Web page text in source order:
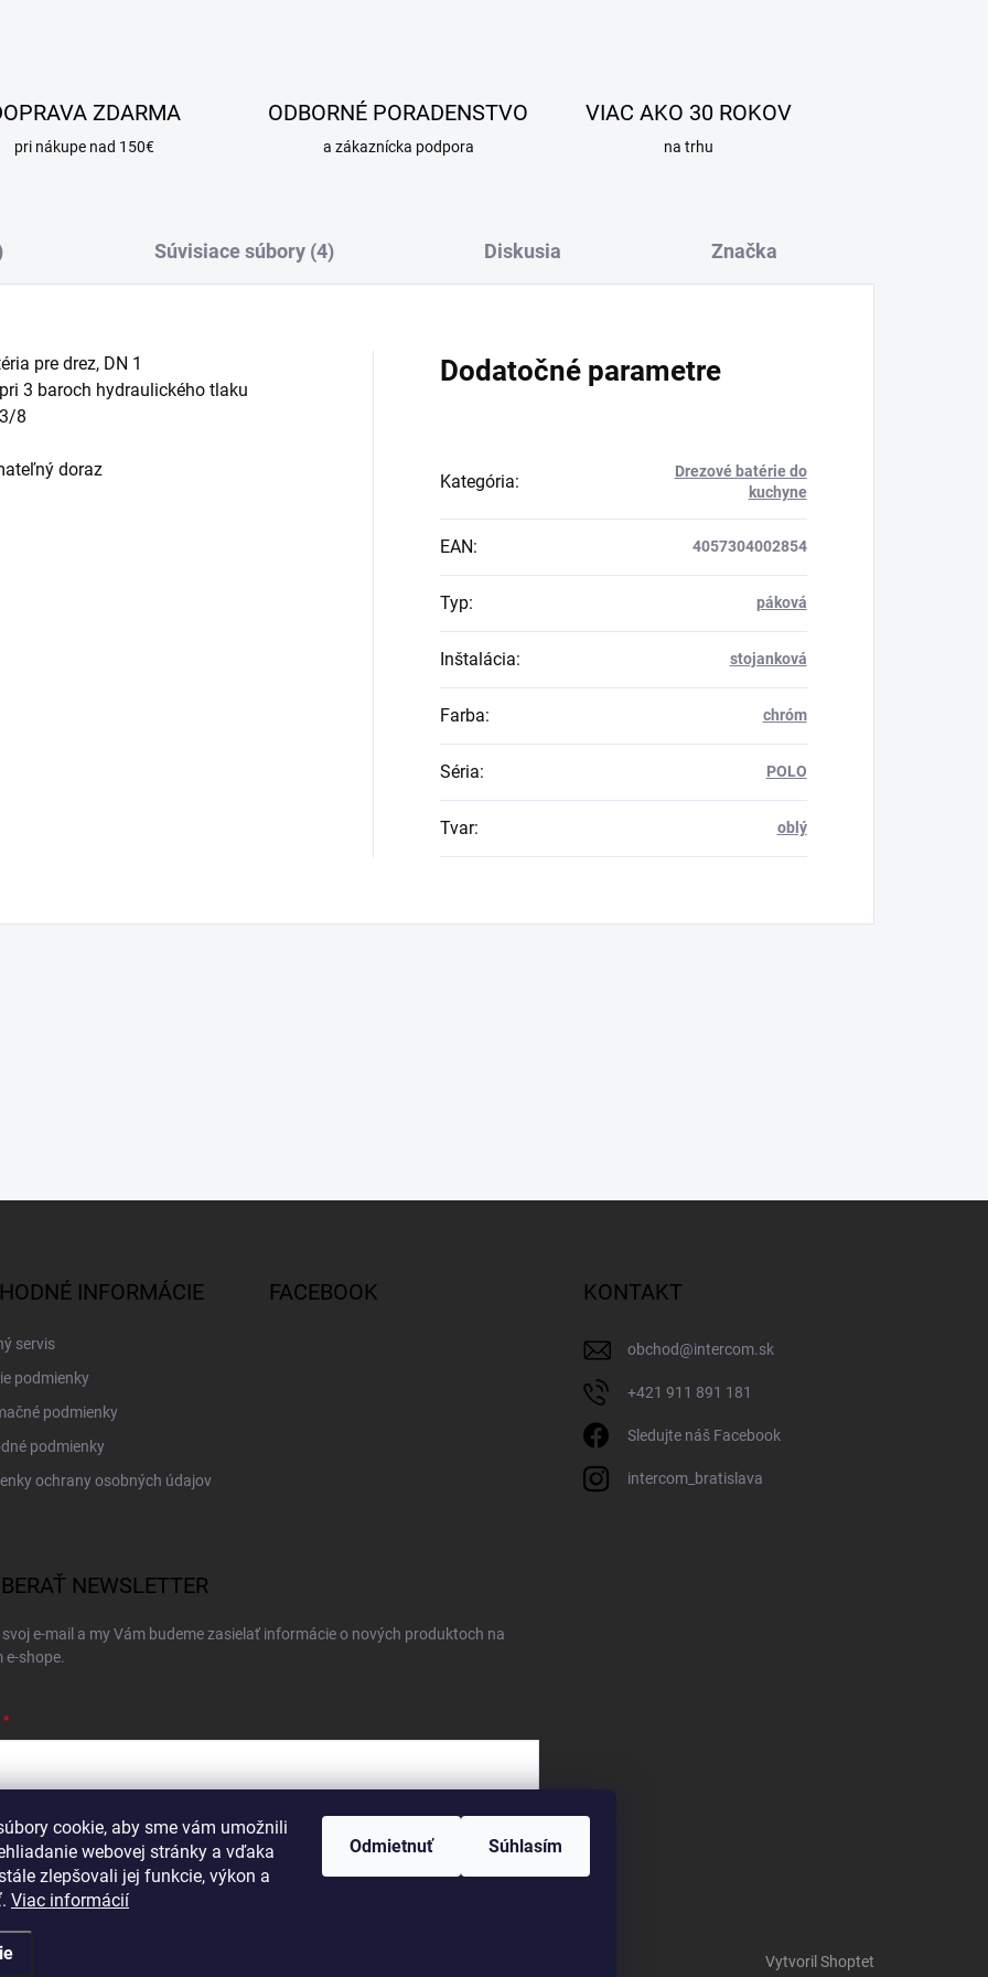
cookie, aby sme vám umožnili
webovej stránky a vďaka
zlepšovali jej funkcie, výkon a
Viac informácií
Odmietnuť Súhlasím
ZDARMA
pri nákupe nad 150€
ODBORNÉ PORADENSTVO
a zákaznícka podpora
VIAC AKO 30 ROKOV
na trhu
Súvisiace súbory (4) Diskusia Značka
pre drez, DN 1
3 baroch hydraulického tlaku
8
doraz
Dodatočné parametre
Kategória:
Drezové batérie do
kuchyne
EAN: 4057304002854
Typ: páková
Inštalácia: stojanková
Farba: chróm
Séria: POLO
Tvar: oblý
INFORMÁCIE
servis
podmienky
podmienky
podmienky
ochrany osobných údajov
FACEBOOK KONTAKT
obchod@intercom.sk
+421 911 891 181
Sledujte náš Facebook
intercom_bratislava
NEWSLETTER
e-mail a my Vám budeme zasielať informácie o nových produktoch na
e-shope.
e-mailu súhlasíte spodmienkami ochrany osobných údajov
sa
Vytvoril Shoptet